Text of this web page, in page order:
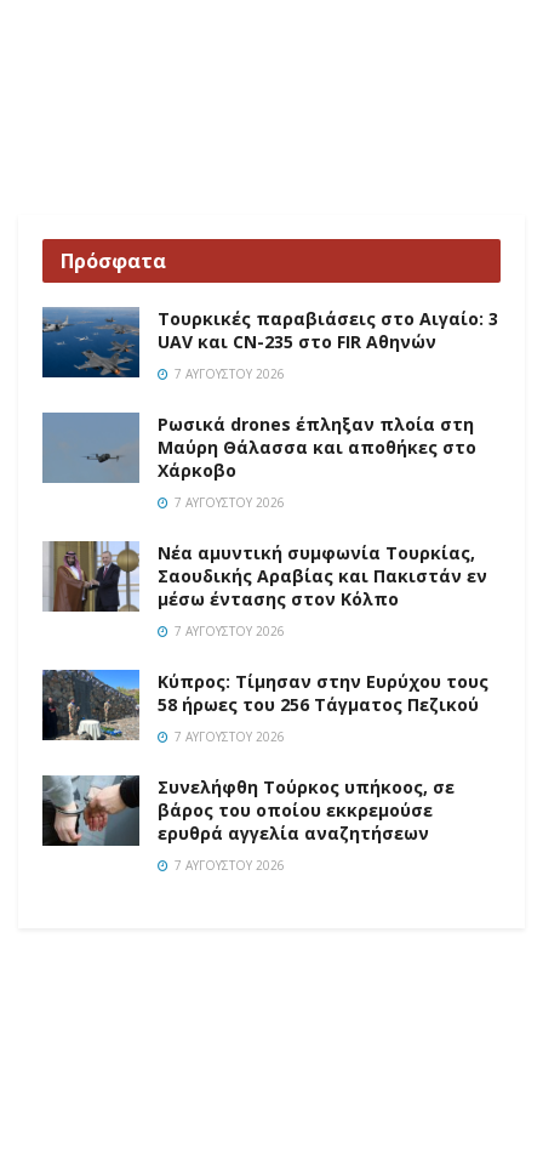
Πρόσφατα
Τουρκικές παραβιάσεις στο Αιγαίο: 3
UAV και CN-235 στο FIR Αθηνών
7 ΑΥΓΟΎΣΤΟΥ 2026
Ρωσικά drones έπληξαν πλοία στη
Μαύρη Θάλασσα και αποθήκες στο
Χάρκοβο
7 ΑΥΓΟΎΣΤΟΥ 2026
Νέα αμυντική συμφωνία Τουρκίας,
Σαουδικής Αραβίας και Πακιστάν εν
μέσω έντασης στον Κόλπο
7 ΑΥΓΟΎΣΤΟΥ 2026
Κύπρος: Τίμησαν στην Ευρύχου τους
58 ήρωες του 256 Τάγματος Πεζικού
7 ΑΥΓΟΎΣΤΟΥ 2026
Συνελήφθη Τούρκος υπήκοος, σε
βάρος του οποίου εκκρεμούσε
ερυθρά αγγελία αναζητήσεων
7 ΑΥΓΟΎΣΤΟΥ 2026